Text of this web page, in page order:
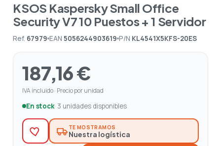
KSOS Kaspersky Small Office
Security V7 10 Puestos + 1 Servidor
Ref. 67979 EAN 5056244903619 P/N KL4541X5KFS-20ES
187,16 €
IVA incluido · Precio por unidad
En stock· 3 unidades disponibles
TE MOSTRAMOS
Nuestra logística